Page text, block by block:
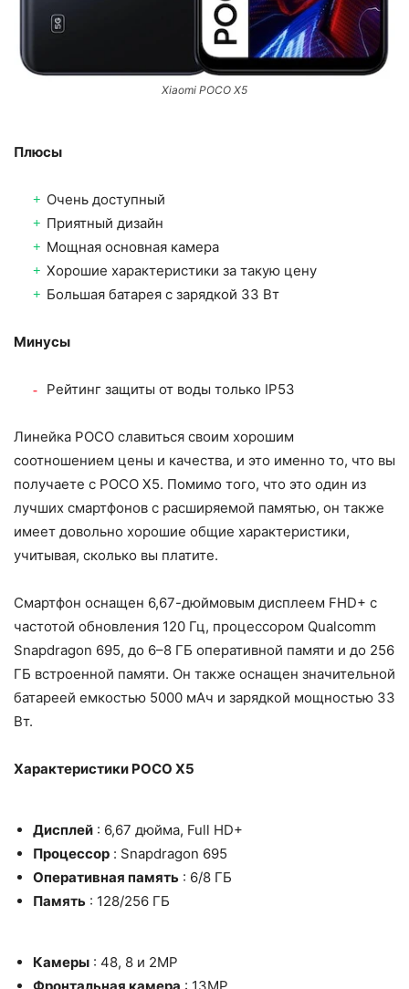
Xiaomi POCO X5
Плюсы
Очень доступный
Приятный дизайн
Мощная основная камера
Хорошие характеристики за такую цену
Большая батарея с зарядкой 33 Вт
Минусы
Рейтинг защиты от воды только IP53
Линейка POCO славиться своим хорошим
соотношением цены и качества, и это именно то, что вы
получаете с POCO X5. Помимо того, что это один из
лучших смартфонов с расширяемой памятью, он также
имеет довольно хорошие общие характеристики,
учитывая, сколько вы платите.
Смартфон оснащен 6,67-дюймовым дисплеем FHD+ с
частотой обновления 120 Гц, процессором Qualcomm
Snapdragon 695, до 6–8 ГБ оперативной памяти и до 256
ГБ встроенной памяти. Он также оснащен значительной
батареей емкостью 5000 мАч и зарядкой мощностью 33
Вт.
Характеристики POCO X5
Дисплей : 6,67 дюйма, Full HD+
Процессор : Snapdragon 695
Оперативная память : 6/8 ГБ
Память : 128/256 ГБ
Камеры : 48, 8 и 2MP